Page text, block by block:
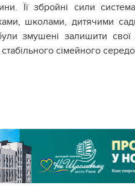
Її збройні сили
школами, дитячими
змушені залишити
сімейного